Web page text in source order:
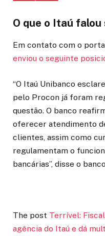
O que o Itaú falou
Em contato com o
enviou o seguinte
“O Itaú Unibanco
pelo Procon já foram
questão. O banco
oferecer atendimento
clientes, assim como
regulamentam o
bancárias”, disse o
The post Terrível:
agência do Itaú e dá